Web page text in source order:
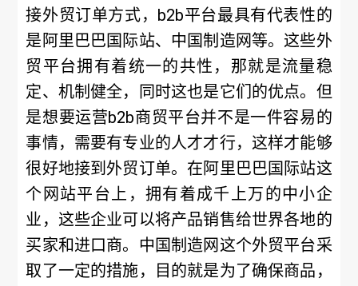
接外贸订单方式，b2b平台最具有代表性的
是阿里巴巴国际站、中国制造网等。这些外
贸平台拥有着统一的共性，那就是流量稳
定、机制健全，同时这也是它们的优点。但
是想要运营b2b商贸平台并不是一件容易的
事情，需要有专业的人才才行，这样才能够
很好地接到外贸订单。在阿里巴巴国际站这
个网站平台上，拥有着成千上万的中小企
业，这些企业可以将产品销售给世界各地的
买家和进口商。中国制造网这个外贸平台采
取了一定的措施，目的就是为了确保商品，